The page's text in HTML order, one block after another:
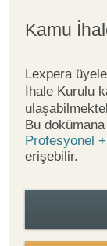
Kamu
Lexpera
İhale Kurulu
Bu
Profesyonel +
erişebilir.